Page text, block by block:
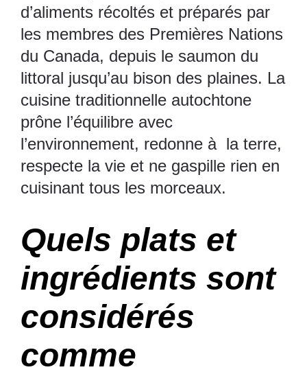
d’aliments récoltés et préparés par
les membres des Premières Nations
du Canada, depuis le saumon du
littoral jusqu’au bison des plaines. La
cuisine traditionnelle autochtone
prône l’équilibre avec
l’environnement, redonne à la terre,
respecte la vie et ne gaspille rien en
cuisinant tous les morceaux.
Quels plats et
ingrédients sont
considérés
comme